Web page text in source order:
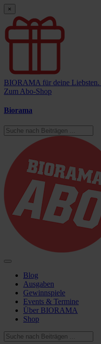
×
BIORAMA für deine Liebsten.
Zum Abo-Shop
Biorama
Blog
Ausgaben
Gewinnspiele
Events & Termine
Über BIORAMA
Shop